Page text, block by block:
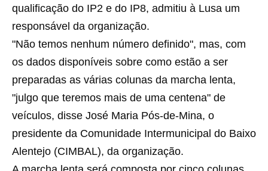
qualificação do IP2 e do IP8, admitiu à Lusa um
responsável da organização.
"Não temos nenhum número definido", mas, com
os dados disponíveis sobre como estão a ser
preparadas as várias colunas da marcha lenta,
"julgo que teremos mais de uma centena" de
veículos, disse José Maria Pós-de-Mina, o
presidente da Comunidade Intermunicipal do Baixo
Alentejo (CIMBAL), da organização.